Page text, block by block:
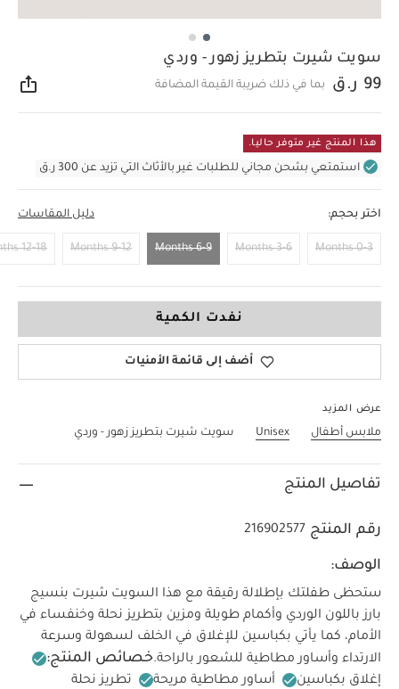
سويت شيرت بتطريز زهور - وردي
99 ر.ق بما في ذلك ضريبة القيمة المضافة
هذا المنتج غير متوفر حاليا.
استمتعي بشحن مجاني للطلبات غير بالأثاث التي تزيد عن 300 ر.ق
اختر بحجم: دليل المقاسات
0-3 Months
3-6 Months
6-9 Months
9-12 Months
12-18 Months
نفدت الكمية
أضف إلى قائمة الأمنيات
عرض المزيد
ملابس أطفال Unisex سويت شيرت بتطريز زهور - وردي
تفاصيل المنتج
رقم المنتج 216902577
الوصف:
ستحظى طفلتك بإطلالة رقيقة مع هذا السويت شيرت بنسيج
بارز باللون الوردي وأكمام طويلة ومزين بتطريز نحلة وخنفساء في
الأمام، كما يأتي بكباسين للإغلاق في الخلف لسهولة وسرعة
الارتداء وأساور مطاطية للشعور بالراحة.خصائص المنتج:
إغلاق بكباسين أساور مطاطية مريحة
تطريز نحلة